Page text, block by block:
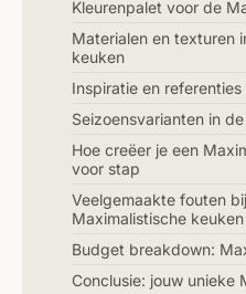
Kleurenpalet voor de
Materialen en texturen
keuken
Inspiratie en referenties
Seizoensvarianten in
Hoe creëer je een
voor stap
Veelgemaakte fouten
Maximalistische keuken
Budget breakdown:
Conclusie: jouw unieke